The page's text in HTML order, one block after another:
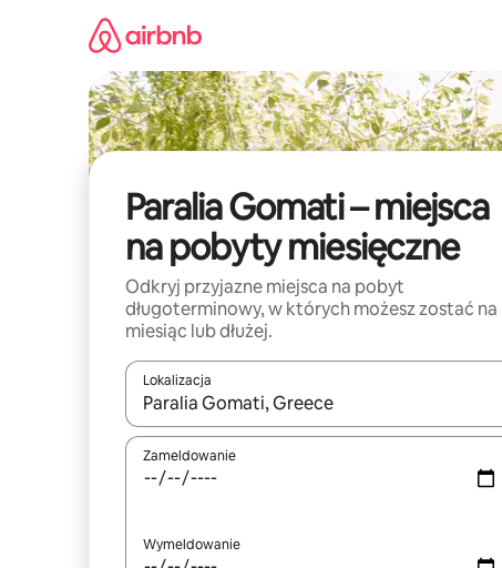
Paralia Gomati – miejsca
na pobyty miesięczne
Odkryj przyjazne miejsca na pobyt
długoterminowy, w których możesz zostać na
miesiąc lub dłużej.
Lokalizacja
Gdy wyniki będą dostępne, możesz poruszać się
Zameldowanie
Wymeldowanie